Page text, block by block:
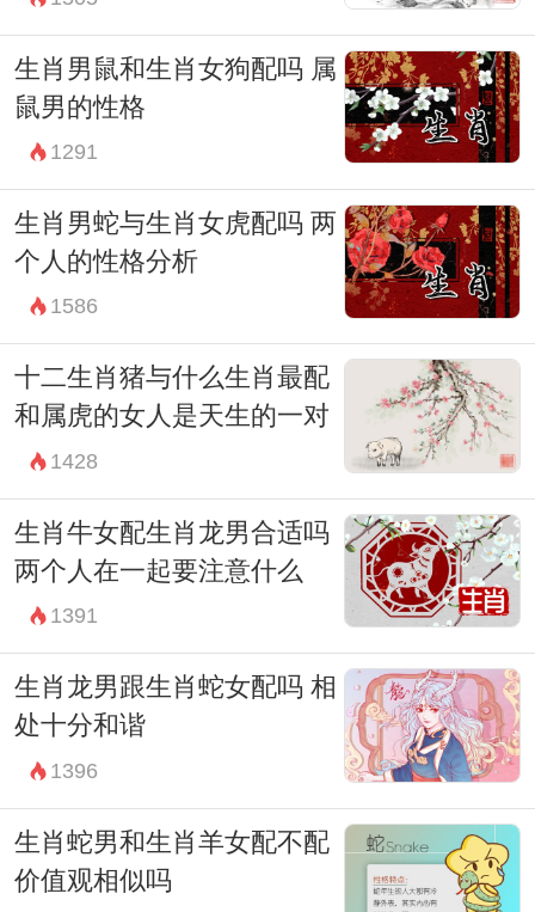
生肖男鼠和生肖女狗配吗 属
鼠男的性格
1291
生肖男蛇与生肖女虎配吗 两
个人的性格分析
1586
十二生肖猪与什么生肖最配
和属虎的女人是天生的一对
1428
生肖牛女配生肖龙男合适吗
两个人在一起要注意什么
1391
生肖龙男跟生肖蛇女配吗 相
处十分和谐
1396
生肖蛇男和生肖羊女配不配
价值观相似吗